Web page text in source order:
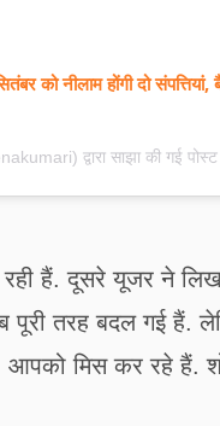
को नीलाम होंगी दो संपत्तियां,
द्वारा साझा की गई पोस्ट
हैं. दूसरे यूजर ने
तरह बदल गई हैं.
मिस कर रहे हैं.